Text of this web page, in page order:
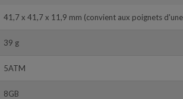
41,7 x 41,7 x 11,9 mm (convient aux poignets
39 g
5ATM
8GB